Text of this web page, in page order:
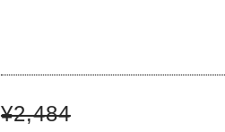
¥2,484